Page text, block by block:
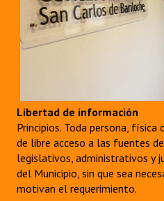
Libertad de información
Principios. Toda persona,
de libre acceso a las fuentes
legislativos, administrativos y
del Municipio, sin que sea
motivan el requerimiento.